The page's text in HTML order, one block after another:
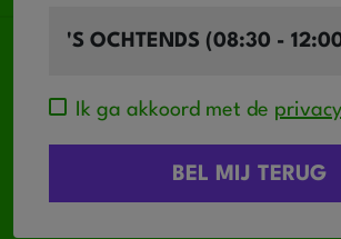
Ik ga akkoord met de